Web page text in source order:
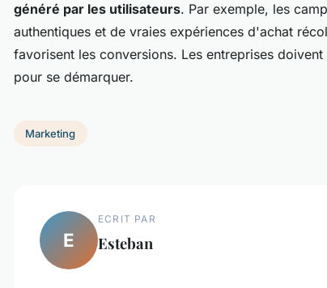
généré par les utilisateurs. Par exemple, les
authentiques et de vraies expériences d'achat
favorisent les conversions. Les entreprises
pour se démarquer.
Marketing
E
ECRIT PAR
Esteban